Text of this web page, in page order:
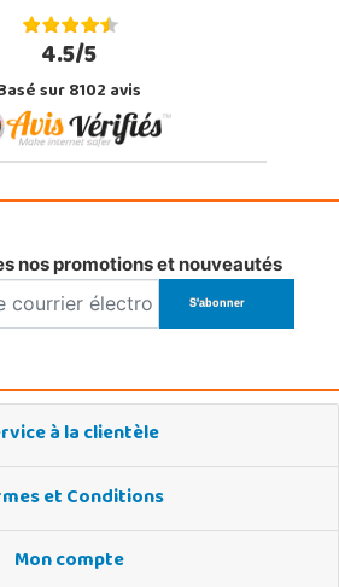
4.5/5
sur 8102 avis
nos promotions et nouveautés
à la clientèle
et Conditions
Mon compte